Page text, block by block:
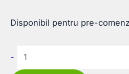
Disponibil pentru pre-
-
Cantitate
Disc